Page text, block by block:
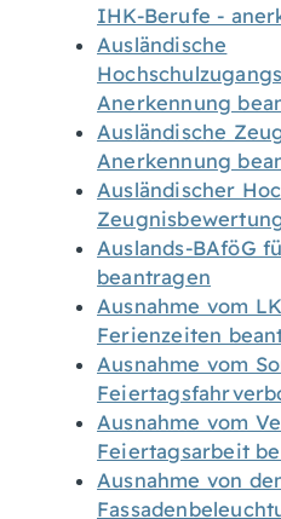
IHK-Berufe -
Ausländische
Anerkennung
Ausländische
Anerkennung
Ausländischer
Auslands-BAföG
beantragen
Ausnahme vom
Ferienzeiten
Ausnahme vom
Ausnahme vom
Feiertagsarbeit
Ausnahme von